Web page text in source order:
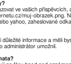
ve vašich
muj-obrazek.png.
yahoo, zaheslované
důležité informace a měli
administrátor umožnil.